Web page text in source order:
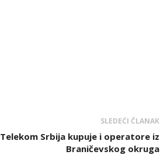
SLEDEĆI ČLANAK
Telekom Srbija kupuje i operatore iz
Braničevskog okruga